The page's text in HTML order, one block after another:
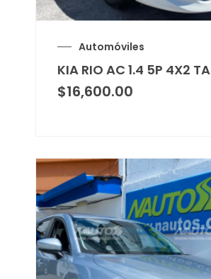
Automóviles
KIA RIO AC 1.4 5P 4X2 TA
$16,600.00